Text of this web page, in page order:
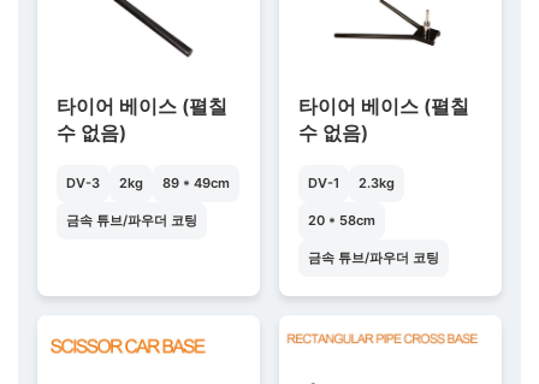
타이어 베이스 (펼칠
수 없음)
DV-3 2kg 89 * 49cm
금속 튜브/파우더 코팅
타이어 베이스 (펼칠
수 없음)
DV-1 2.3kg
20 * 58cm
금속 튜브/파우더 코팅